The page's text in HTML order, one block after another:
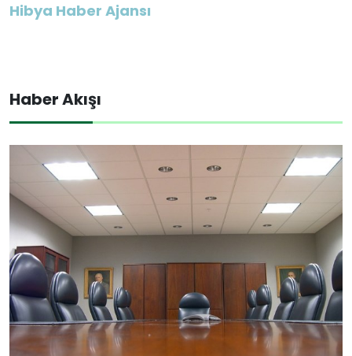
Hibya Haber Ajansı
Haber Akışı